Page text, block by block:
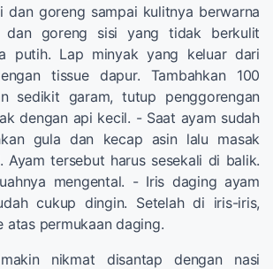
dan goreng sampai kulitnya berwarna
dan goreng sisi yang tidak berkulit
putih. Lap minyak yang keluar dari
tissue dapur. Tambahkan 100
sedikit garam, tutup penggorengan
dengan api kecil. - Saat ayam sudah
gula dan kecap asin lalu masak
Ayam tersebut harus sesekali di balik.
mengental. - Iris daging ayam
cukup dingin. Setelah di iris-iris,
atas permukaan daging.
nikmat disantap dengan nasi